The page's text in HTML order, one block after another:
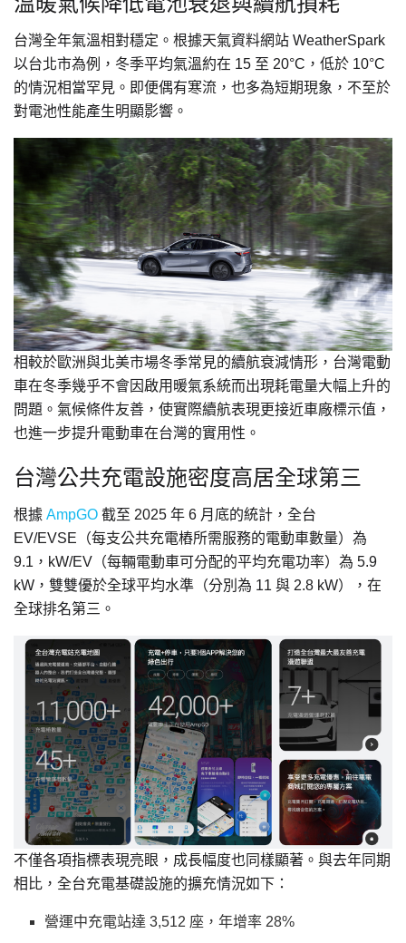
台灣全年氣溫相對穩定。根據天氣資料網站 WeatherSpark
以台北市為例，冬季平均氣溫約在 15 至 20°C，低於 10°C
的情況相當罕見。即便偶有寒流，也多為短期現象，不至於
對電池性能產生明顯影響。
相較於歐洲與北美市場冬季常見的續航衰減情形，台灣電動
車在冬季幾乎不會因啟用暖氣系統而出現耗電量大幅上升的
問題。氣候條件友善，使實際續航表現更接近車廠標示值，
也進一步提升電動車在台灣的實用性。
台灣公共充電設施密度高居全球第三
根據 AmpGO 截至 2025 年 6 月底的統計，全台
EV/EVSE（每支公共充電樁所需服務的電動車數量）為
9.1，kW/EV（每輛電動車可分配的平均充電功率）為 5.9
kW，雙雙優於全球平均水準（分別為 11 與 2.8 kW），在
全球排名第三。
不僅各項指標表現亮眼，成長幅度也同樣顯著。與去年同期
相比，全台充電基礎設施的擴充情況如下：
營運中充電站達 3,512 座，年增率 28%